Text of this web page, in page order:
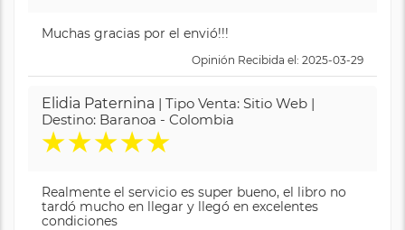
Muchas gracias por el envió!!!
Opinión Recibida el: 2025-03-29
Elidia Paternina | Tipo Venta: Sitio Web |
Destino: Baranoa - Colombia
★★★★★
Realmente el servicio es super bueno, el libro no
tardó mucho en llegar y llegó en excelentes
condiciones